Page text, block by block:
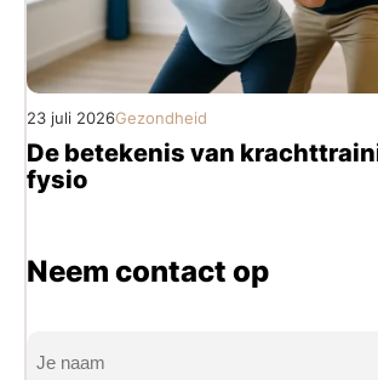
23 juli 2026Gezondheid
De betekenis van
fysio
Neem contact op